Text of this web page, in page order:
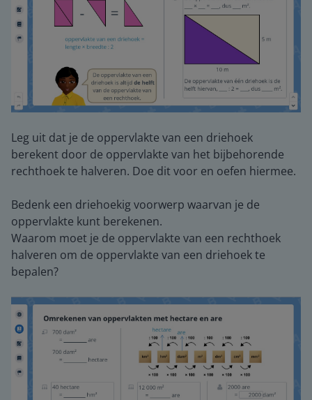
Leg uit dat je de oppervlakte van een driehoek
berekent door de oppervlakte van het bijbehorende
rechthoek te halveren. Doe dit voor en oefen hiermee.
Bedenk een driehoekig voorwerp waarvan je de
oppervlakte kunt berekenen.
Waarom moet je de oppervlakte van een rechthoek
halveren om de oppervlakte van een driehoek te
bepalen?